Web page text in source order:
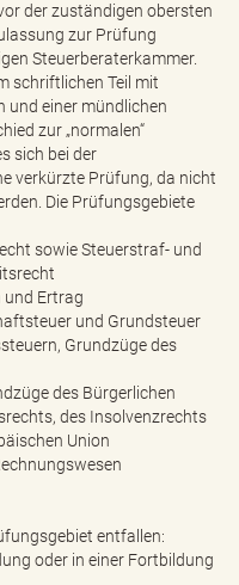
der zuständigen obersten
zur Prüfung
Steuerberaterkammer.
schriftlichen Teil mit
und einer mündlichen
zur „normalen“
sich bei der
verkürzte Prüfung, da nicht
Die Prüfungsgebiete
sowie Steuerstraf- und
und Ertrag
und Grundsteuer
Grundzüge des
des Bürgerlichen
des Insolvenzrechts
Union
entfallen:
oder in einer Fortbildung